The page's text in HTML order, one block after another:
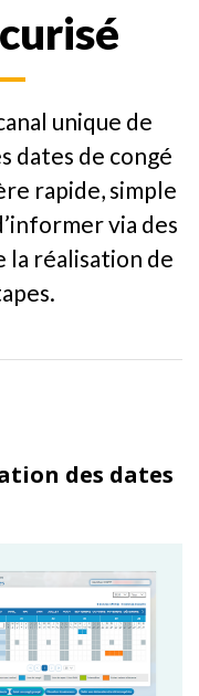
unique de
dates de congé
rapide, simple
via des
la réalisation de
des dates